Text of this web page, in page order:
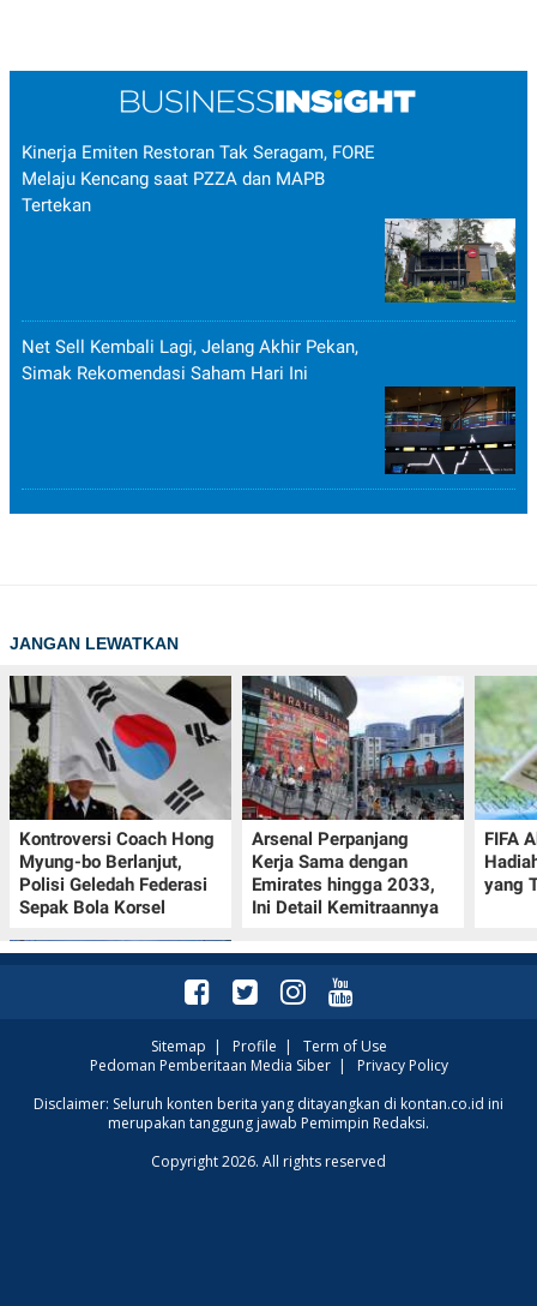
Kinerja Emiten Restoran Tak Seragam, FORE
Melaju Kencang saat PZZA dan MAPB
Tertekan
Net Sell Kembali Lagi, Jelang Akhir Pekan,
Simak Rekomendasi Saham Hari Ini
JANGAN LEWATKAN
Kontroversi Coach Hong
Myung-bo Berlanjut,
Polisi Geledah Federasi
Sepak Bola Korsel
Arsenal Perpanjang
Kerja Sama dengan
Emirates hingga 2033,
Ini Detail Kemitraannya
FIFA
yang
Prakiraan Cuaca Kota
Surabaya Hari Ini 7
Sitemap | Profile | Term of Use
Pedoman Pemberitaan Media Siber| Privacy Policy
Disclaimer: Seluruh konten berita yang ditayangkan di kontan.co.id ini
merupakan tanggung jawab Pemimpin Redaksi.
Copyright 2026. All rights reserved